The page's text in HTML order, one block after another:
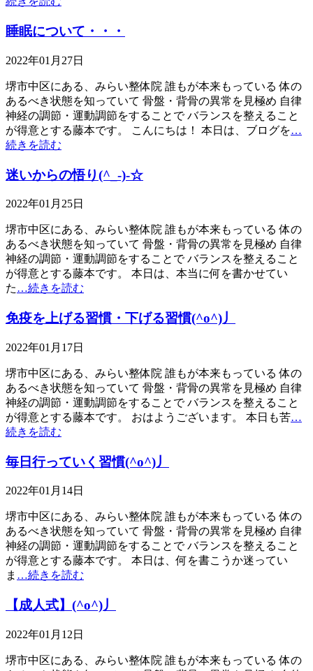
睡眠について・・・
2022年01月27日
堺市中区にある、みらい整体院 誰もが本来もっている 体の
あるべき状態を知っていて 骨盤・背骨の異常を見極め 自律
神経の調節・運動調節をすることで バランスを整えること
が得意とする藤本です。 こんにちは！ 本日は、ブログを…
続きを読む
迷いからの悟り(^_-)-☆
2022年01月25日
堺市中区にある、みらい整体院 誰もが本来もっている 体の
あるべき状態を知っていて 骨盤・背骨の異常を見極め 自律
神経の調節・運動調節をすることで バランスを整えること
が得意とする藤本です。 本日は、本当に何を書かせてい
た…続きを読む
免疫を上げる習慣・下げる習慣(^o^)丿
2022年01月17日
堺市中区にある、みらい整体院 誰もが本来もっている 体の
あるべき状態を知っていて 骨盤・背骨の異常を見極め 自律
神経の調節・運動調節をすることで バランスを整えること
が得意とする藤本です。 おはようございます。 本日も苦…
続きを読む
毎日行っていく習慣(^o^)丿
2022年01月14日
堺市中区にある、みらい整体院 誰もが本来もっている 体の
あるべき状態を知っていて 骨盤・背骨の異常を見極め 自律
神経の調節・運動調節をすることで バランスを整えること
が得意とする藤本です。 本日は、何を書こうか迷ってい
ま …続きを読む
【成人式】(^o^)丿
2022年01月12日
堺市中区にある、みらい整体院 誰もが本来もっている 体の